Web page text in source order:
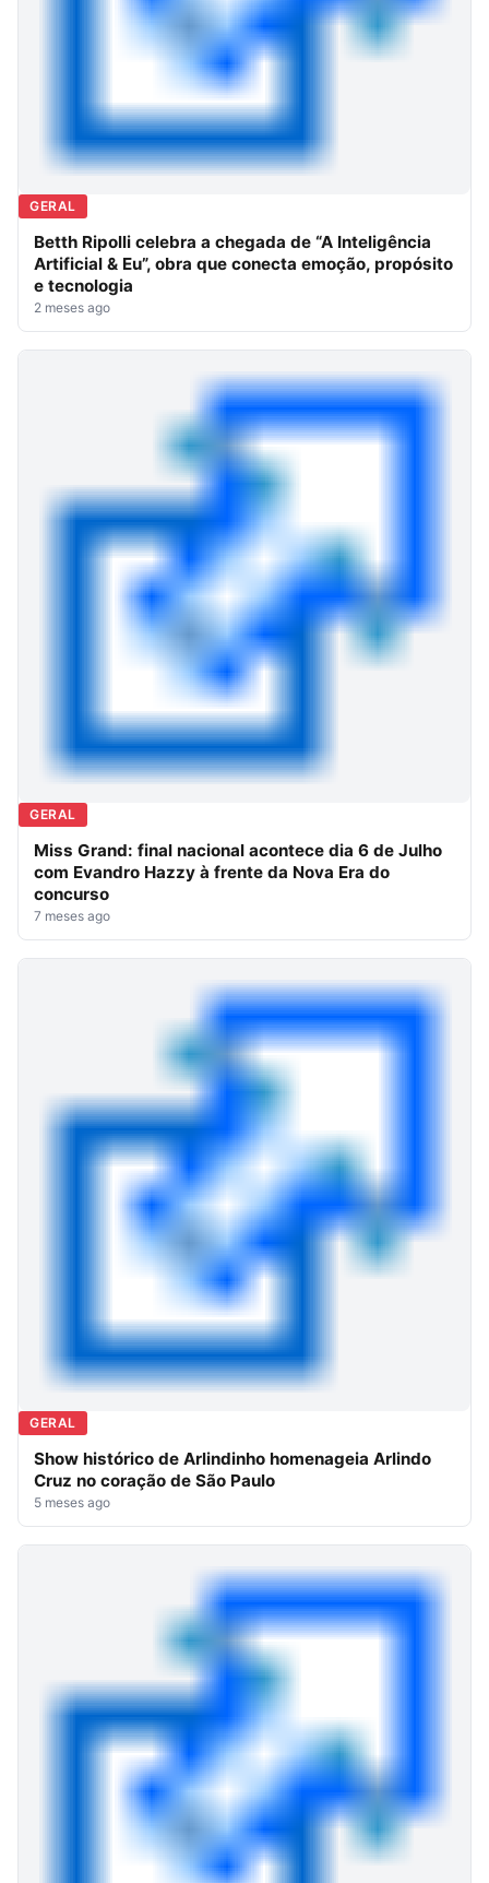
GERAL
Betth Ripolli celebra a chegada de “A Inteligência
Artificial & Eu”, obra que conecta emoção, propósito
e tecnologia
2 meses ago
GERAL
Miss Grand: final nacional acontece dia 6 de Julho
com Evandro Hazzy à frente da Nova Era do
concurso
7 meses ago
GERAL
Show histórico de Arlindinho homenageia Arlindo
Cruz no coração de São Paulo
5 meses ago